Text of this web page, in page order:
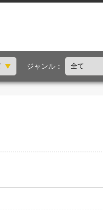
ジャンル：